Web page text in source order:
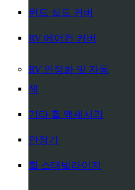
윈드 실드 커버
RV 에어컨 커버
RV 안정화 및 자동
잭
기타 휠 액세서리
안정기
휠 스태빌라이저